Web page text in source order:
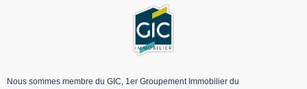
Nous sommes membre du GIC, 1er Groupement Immobilier du